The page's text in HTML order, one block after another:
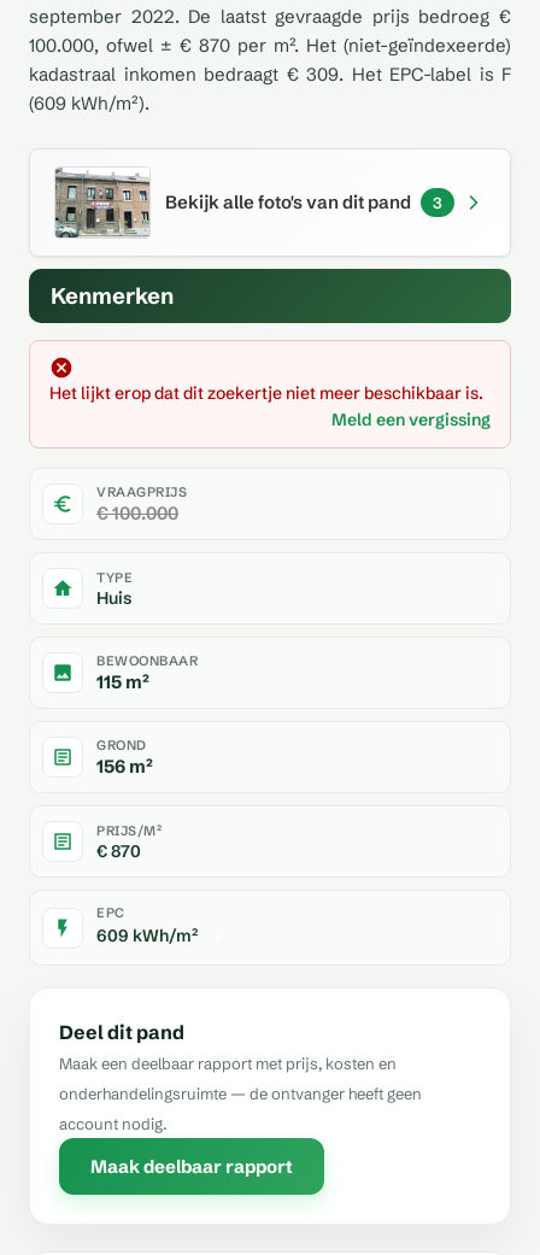
september 2022. De laatst gevraagde prijs bedroeg €
100.000, ofwel ± € 870 per m². Het (niet-geïndexeerde)
kadastraal inkomen bedraagt € 309. Het EPC-label is F
(609 kWh/m²).
Bekijk alle foto's van dit pand 3
Kenmerken
Het lijkt erop dat dit zoekertje niet meer beschikbaar is.
Meld een vergissing
VRAAGPRIJS
€ 100.000
TYPE
Huis
BEWOONBAAR
115 m²
GROND
156 m²
PRIJS/M²
€ 870
EPC
609 kWh/m²
Deel dit pand
Maak een deelbaar rapport met prijs, kosten en
onderhandelingsruimte — de ontvanger heeft geen
account nodig.
Maak deelbaar rapport